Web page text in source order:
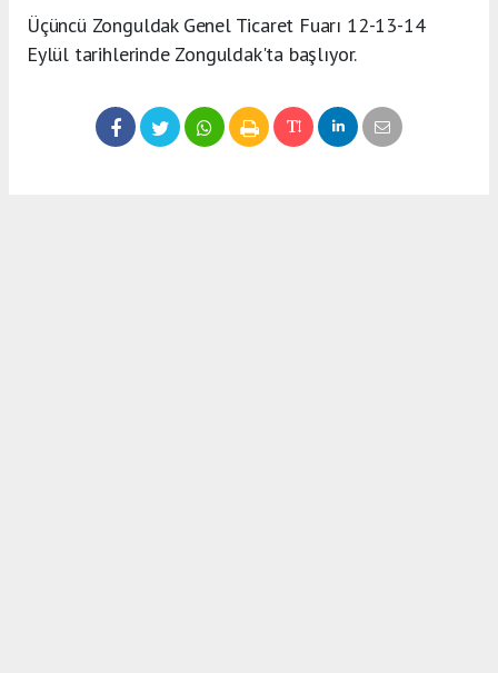
Üçüncü Zonguldak Genel Ticaret Fuarı 12-13-14
Eylül tarihlerinde Zonguldak'ta başlıyor.